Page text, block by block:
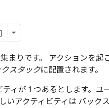
まりです。 アクションを起
スタックに配置されます。
ィが 1 つあるとします。ユ
いアクティビティは バック